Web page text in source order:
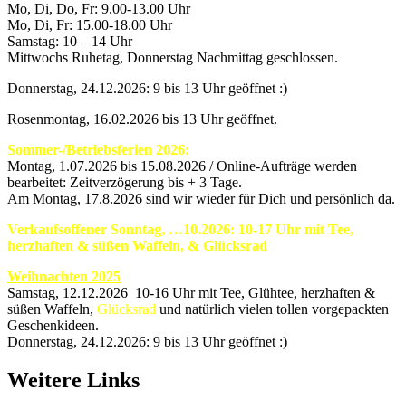
Mo, Di, Do, Fr: 9.00-13.00 Uhr
Mo, Di, Fr: 15.00-18.00 Uhr
Samstag: 10 – 14 Uhr
Mittwochs Ruhetag, Donnerstag Nachmittag geschlossen.
Donnerstag, 24.12.2026: 9 bis 13 Uhr geöffnet :)
Rosenmontag, 16.02.2026 bis 13 Uhr geöffnet.
Sommer-/Betriebsferien 2026:
Montag, 1.07.2026 bis 15.08.2026 / Online-Aufträge werden
bearbeitet: Zeitverzögerung bis + 3 Tage.
Am Montag, 17.8.2026 sind wir wieder für Dich und persönlich da.
Verkaufsoffener Sonntag, …10.2026: 10-17 Uhr mit Tee,
herzhaften & süßen Waffeln, & Glücksrad
Weihnachten 2025
Samstag, 12.12.2026 10-16 Uhr mit Tee, Glühtee, herzhaften &
süßen Waffeln, Glücksrad und natürlich vielen tollen vorgepackten
Geschenkideen.
Donnerstag, 24.12.2026: 9 bis 13 Uhr geöffnet :)
Weitere Links